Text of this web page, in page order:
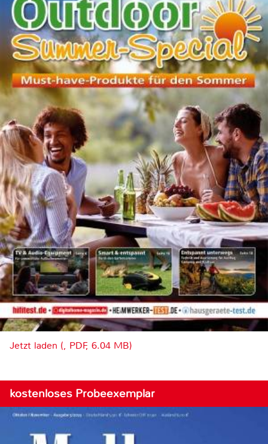
Jetzt laden (, PDF, 6.04 MB)
kostenloses Probeexemplar